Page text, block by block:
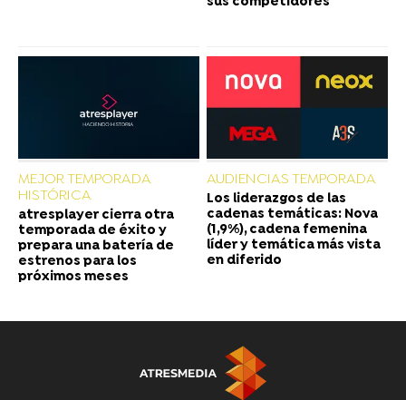
MEJOR TEMPORADA
HISTÓRICA
atresplayer cierra otra
temporada de éxito y
prepara una batería de
estrenos para los
próximos meses
AUDIENCIAS TEMPORADA
Los liderazgos de las
cadenas temáticas: Nova
(1,9%), cadena femenina
líder y temática más vista
en diferido